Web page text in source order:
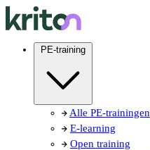
PE-training
Alle PE-trainingen
E-learning
Open training